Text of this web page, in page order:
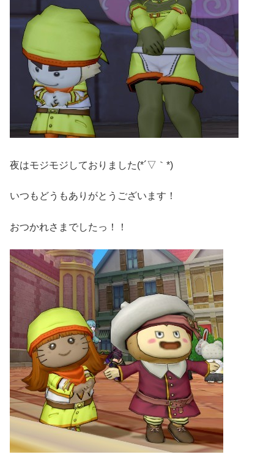
夜はモジモジしておりました(*´▽｀*)
いつもどうもありがとうございます！
おつかれさまでしたっ！！